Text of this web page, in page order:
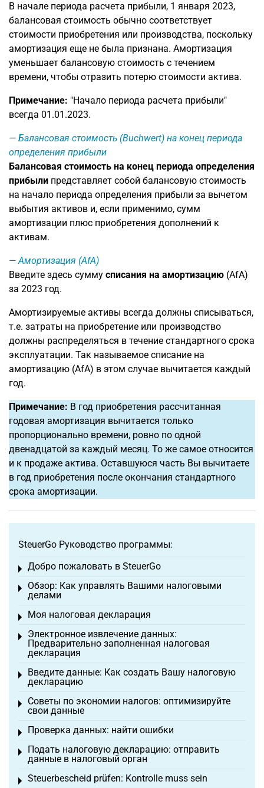
В начале периода расчета прибыли, 1 января 2023,
балансовая стоимость обычно соответствует
стоимости приобретения или производства, поскольку
амортизация еще не была признана. Амортизация
уменьшает балансовую стоимость с течением
времени, чтобы отразить потерю стоимости актива.
Примечание: "Начало периода расчета прибыли"
всегда 01.01.2023.
Балансовая стоимость (Buchwert) на конец периода
определения прибыли
Балансовая стоимость на конец периода определения
прибыли представляет собой балансовую стоимость
на начало периода определения прибыли за вычетом
выбытия активов и, если применимо, сумм
амортизации плюс приобретения дополнений к
активам.
Амортизация (AfA)
Введите здесь сумму списания на амортизацию (AfA)
за 2023 год.
Амортизируемые активы всегда должны списываться,
т.е. затраты на приобретение или производство
должны распределяться в течение стандартного срока
эксплуатации. Так называемое списание на
амортизацию (AfA) в этом случае вычитается каждый
год.
Примечание: В год приобретения рассчитанная
годовая амортизация вычитается только
пропорционально времени, ровно по одной
двенадцатой за каждый месяц. То же самое относится
и к продаже актива. Оставшуюся часть Вы вычитаете
в год приобретения после окончания стандартного
срока амортизации.
SteuerGo Руководство программы:
Добро пожаловать в SteuerGo
Toggle menu
Обзор: Как управлять Вашими налоговыми
делами
Toggle menu
Моя налоговая декларация
Toggle menu
Электронное извлечение данных:
Предварительно заполненная налоговая
декларация
Toggle menu
Введите данные: Как создать Вашу налоговую
декларацию
Toggle menu
Советы по экономии налогов: оптимизируйте
свои данные
Toggle menu
Проверка данных: найти ошибки
Toggle menu
Подать налоговую декларацию: отправить
данные в налоговый орган
Toggle menu
Steuerbescheid prüfen: Kontrolle muss sein
Toggle menu